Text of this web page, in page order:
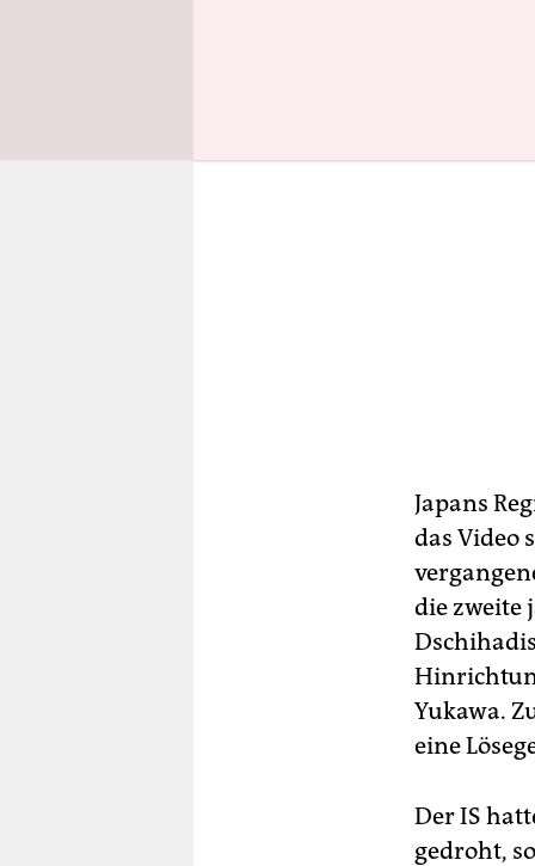
Japans
das Video
die zweite
Yukawa.
eine
Der IS
gedroht,